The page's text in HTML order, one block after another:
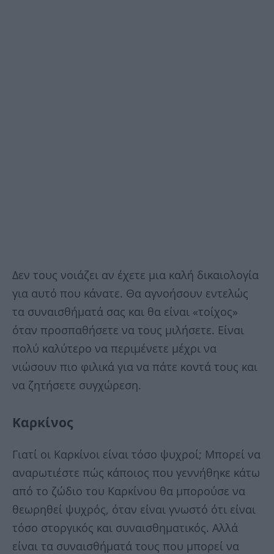
Δεν τους νοιάζει αν έχετε μια καλή δικαιολογία
για αυτό που κάνατε. Θα αγνοήσουν εντελώς
τα συναισθήματά σας και θα είναι «τοίχος»
όταν προσπαθήσετε να τους μιλήσετε. Είναι
πολύ καλύτερο να περιμένετε μέχρι να
νιώσουν πιο φιλικά για να πάτε κοντά τους και
να ζητήσετε συγχώρεση.
Καρκίνος
Γιατί οι Καρκίνοι είναι τόσο ψυχροί; Μπορεί να
αναρωτιέστε πώς κάποιος που γεννήθηκε κάτω
από το ζώδιο του Καρκίνου θα μπορούσε να
θεωρηθεί ψυχρός, όταν είναι γνωστό ότι είναι
τόσο στοργικός και συναισθηματικός. Αλλά
είναι τα συναισθήματά τους που μπορεί να